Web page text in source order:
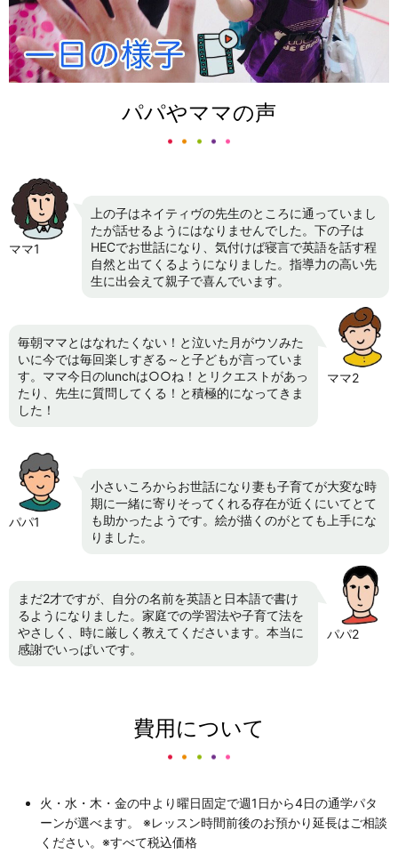
パパやママの声
ママ1
上の子はネイティヴの先生のところに通っていまし
たが話せるようにはなりませんでした。下の子は
HECでお世話になり、気付けば寝言で英語を話す程
自然と出てくるようになりました。指導力の高い先
生に出会えて親子で喜んでいます。
ママ2
毎朝ママとはなれたくない！と泣いた月がウソみた
いに今では毎回楽しすぎる～と子どもが言っていま
す。ママ今日のlunchは○○ね！とリクエストがあっ
たり、先生に質問してくる！と積極的になってきま
した！
パパ1
小さいころからお世話になり妻も子育てが大変な時
期に一緒に寄りそってくれる存在が近くにいてとて
も助かったようです。絵が描くのがとても上手にな
りました。
パパ2
まだ2才ですが、自分の名前を英語と日本語で書け
るようになりました。家庭での学習法や子育て法を
やさしく、時に厳しく教えてくださいます。本当に
感謝でいっぱいです。
費用について
火・水・木・金の中より曜日固定で週1日から4日の通学パタ
ーンが選べます。 ※レッスン時間前後のお預かり延長はご相談
ください。※すべて税込価格